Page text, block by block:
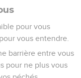
pour vous
vous entendre.
barrière entre vous
pour ne plus vous